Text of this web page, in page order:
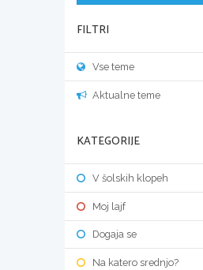
FILTRI
Vse teme
Aktualne teme
KATEGORIJE
V šolskih klopeh
Moj lajf
Dogaja se
Na katero srednjo?